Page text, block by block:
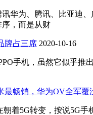
华为、腾讯、比亚迪
，而是从财
牌占三席 2020-10-16
手机，虽然它似乎
最畅销，华为OV全军覆
朝着5G转变，按说5G